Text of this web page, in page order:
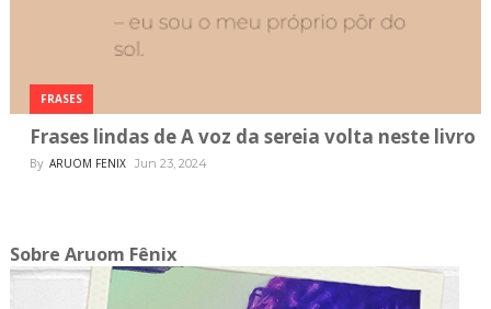
FRASES
Frases lindas de A voz da sereia volta neste livro
By ARUOM FENIX Jun 23, 2024
Sobre Aruom Fênix